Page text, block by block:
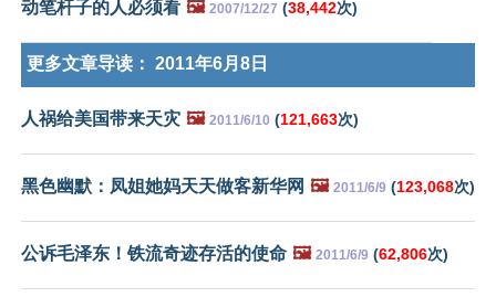
动笔杆子的人必须看 🖼️ 2007/12/27 (38,442次)
更多文章导读： 2011年6月8日
人祸给美国带来天灾 🖼️ 2011/6/10 (121,663次)
黑色幽默：凤姐她妈天天做客新华网 🖼️ 2011/6/9 (123,068次)
公诉毛泽东！铁流奇迹存活的使命 🖼️ 2011/6/9 (62,806次)